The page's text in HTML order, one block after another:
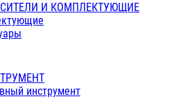
И КОМПЛЕКТУЮЩИЕ
инструмент